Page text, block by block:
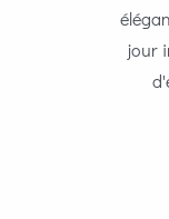
jour